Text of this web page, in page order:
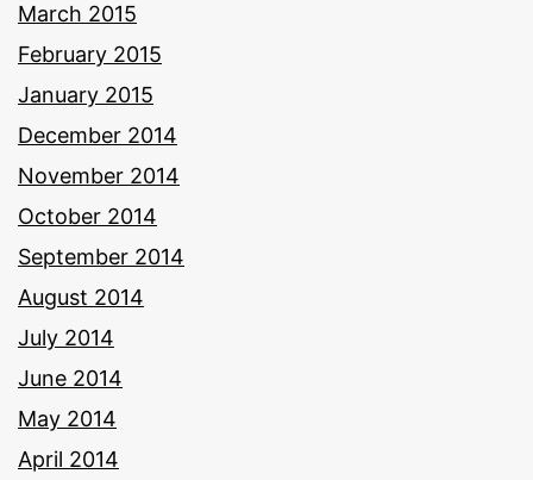
March 2015
February 2015
January 2015
December 2014
November 2014
October 2014
September 2014
August 2014
July 2014
June 2014
May 2014
April 2014